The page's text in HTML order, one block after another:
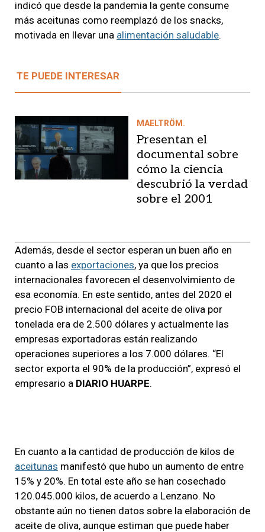
indicó que desde la pandemia la gente consume
más aceitunas como reemplazó de los snacks,
motivada en llevar una alimentación saludable.
TE PUEDE INTERESAR
MAELTRÖM.
Presentan el
documental sobre
cómo la ciencia
descubrió la verdad
sobre el 2001
Además, desde el sector esperan un buen año en
cuanto a las exportaciones, ya que los precios
internacionales favorecen el desenvolvimiento de
esa economía. En este sentido, antes del 2020 el
precio FOB internacional del aceite de oliva por
tonelada era de 2.500 dólares y actualmente las
empresas exportadoras están realizando
operaciones superiores a los 7.000 dólares. “El
sector exporta el 90% de la producción”, expresó el
empresario a DIARIO HUARPE.
En cuanto a la cantidad de producción de kilos de
aceitunas manifestó que hubo un aumento de entre
15% y 20%. En total este año se han cosechado
120.045.000 kilos, de acuerdo a Lenzano. No
obstante aún no tienen datos sobre la elaboración de
aceite de oliva, aunque estiman que puede haber